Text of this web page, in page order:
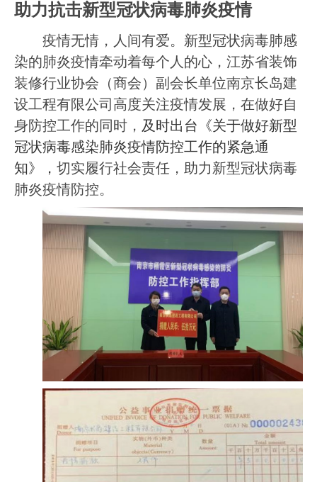
助力抗击新型冠状病毒肺炎疫情
疫情无情，人间有爱。新型冠状病毒肺感
染的肺炎疫情牵动着每个人的心，江苏省装饰
装修行业协会（商会）副会长单位南京长岛建
设工程有限公司高度关注疫情发展，在做好自
身防控工作的同时， 及时出台《关于做好新型
冠状病毒感染肺炎疫情防控工作的紧急通
知》， 切实履行社会责任，助力新型冠状病毒
肺炎疫情防控。